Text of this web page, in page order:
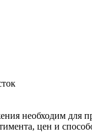
необходим для
цен и